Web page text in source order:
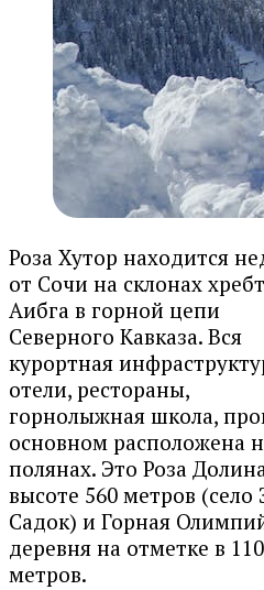
Роза Хутор находится
от Сочи на склонах
Аибга в горной цепи
Северного Кавказа. Вся
курортная
отели, рестораны,
горнолыжная школа,
основном расположена
полянах. Это Роза
высоте 560 метров (село
Садок) и Горная
деревня на отметке в
метров.